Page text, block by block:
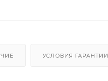
УСЛОВИЯ ГАРАНТИИ